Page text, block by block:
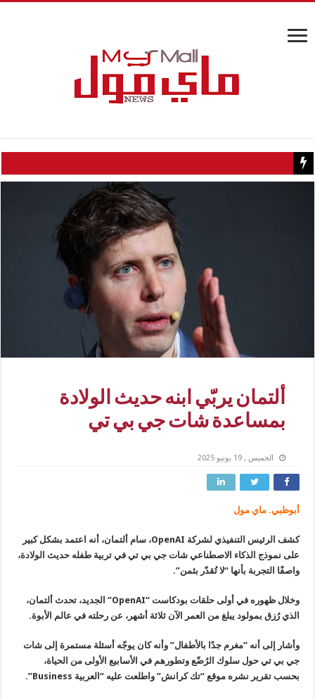
كيف تسبب سائح كويتي في إغلاق منزل عبدالحليم حافظ ومنع
ألتمان يربّي ابنه حديث الولادة
بمساعدة شات جي بي تي
الخميس , 19 يونيو 2025
أبوظبي. ماي مول
كشف الرئيس التنفيذي لشركة OpenAI، سام ألتمان، أنه اعتمد بشكل كبير
على نموذج الذكاء الاصطناعي شات جي بي تي في تربية طفله حديث الولادة،
واصفًا التجربة بأنها “لا تُقدّر بثمن”.
وخلال ظهوره في أولى حلقات بودكاست “OpenAI” الجديد، تحدث ألتمان،
الذي رُزق بمولود يبلغ من العمر الآن ثلاثة أشهر، عن رحلته في عالم الأبوة.
وأشار إلى أنه “مغرم جدًا بالأطفال” وأنه كان يوجّه أسئلة مستمرة إلى شات
جي بي تي حول سلوك الرُضّع وتطورهم في الأسابيع الأولى من الحياة،
بحسب تقرير نشره موقع “تك كرانش” واطلعت عليه “العربية Business”.